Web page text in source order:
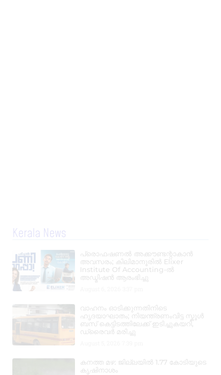
Kerala News
പ്രൊഫഷണൽ അക്കൗണ്ടന്റാകാൻ
അവസരം; കിലിമാനൂരിൽ Elixer
Institute Of Accounting-ൽ
അഡ്മിഷൻ ആരംഭിച്ചു
വാഹനം ഓടിക്കുന്നതിനിടെ
ഹൃദയാഘാതം; നിയന്ത്രണംവിട്ട സ്കൂൾ
ബസ് കെട്ടിടത്തിലേക്ക് ഇടിച്ചുകയറി,
ഡ്രൈവർ മരിച്ചു
കനത്ത മഴ: ജില്ലയിൽ 1.77 കോടിയുടെ
കൃഷിനാശം